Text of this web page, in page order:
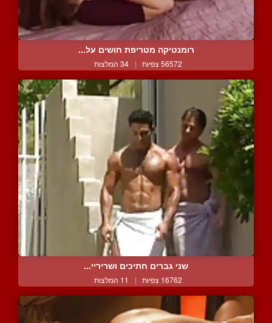
רומנטיקה מטריפת חושים על...
56572 צפיות | 34 המלצות
שני גברים חתיכים ושריריי...
16762 צפיות | 11 המלצות